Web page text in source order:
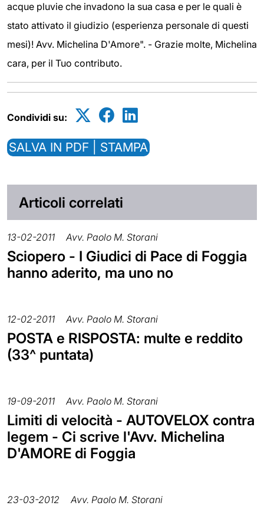
acque pluvie che invadono la sua casa e per le quali è
stato attivato il giudizio (esperienza personale di questi
mesi)! Avv. Michelina D'Amore". - Grazie molte, Michelina
cara, per il Tuo contributo.
Condividi su:
SALVA IN PDF | STAMPA
Articoli correlati
13-02-2011 Avv. Paolo M. Storani
Sciopero - I Giudici di Pace di Foggia
hanno aderito, ma uno no
12-02-2011 Avv. Paolo M. Storani
POSTA e RISPOSTA: multe e reddito
(33^ puntata)
19-09-2011 Avv. Paolo M. Storani
Limiti di velocità - AUTOVELOX contra
legem - Ci scrive l'Avv. Michelina
D'AMORE di Foggia
23-03-2012 Avv. Paolo M. Storani